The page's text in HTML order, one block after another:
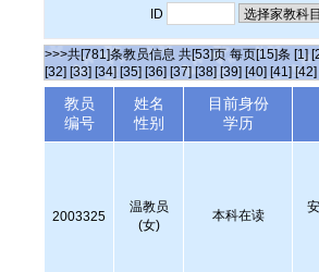
ID
>>>共[781]条教员信息 共[53]页 每页[15]条 [1]
[32] [33] [34] [35] [36] [37] [38] [39] [40] [41] [42]
教员
编号
姓名
性别
目前身份
学历
2003325
温教员
(女)
本科在读